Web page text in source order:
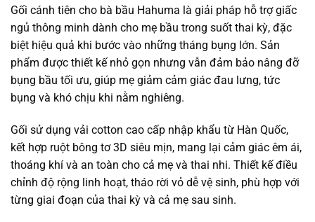
Gối cánh tiên cho bà bầu Hahuma là giải pháp hỗ trợ giấc
ngủ thông minh dành cho mẹ bầu trong suốt thai kỳ, đặc
biệt hiệu quả khi bước vào những tháng bụng lớn. Sản
phẩm được thiết kế nhỏ gọn nhưng vẫn đảm bảo nâng đỡ
bụng bầu tối ưu, giúp mẹ giảm cảm giác đau lưng, tức
bụng và khó chịu khi nằm nghiêng.
Gối sử dụng vải cotton cao cấp nhập khẩu từ Hàn Quốc,
kết hợp ruột bông tơ 3D siêu mịn, mang lại cảm giác êm ái,
thoáng khí và an toàn cho cả mẹ và thai nhi. Thiết kế điều
chỉnh độ rộng linh hoạt, tháo rời vỏ dễ vệ sinh, phù hợp với
từng giai đoạn của thai kỳ và cả mẹ sau sinh.